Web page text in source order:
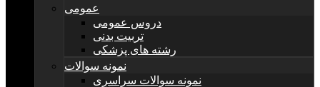
عمومی
دروس عمومی
تربیت بدنی
رشته های پزشکی
نمونه سوالات
نمونه سوالات سراسری